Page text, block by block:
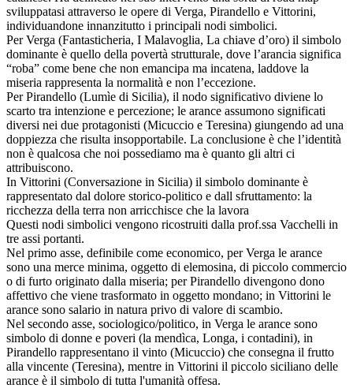
sviluppatasi attraverso le opere di Verga, Pirandello e Vittorini,
individuandone innanzitutto i principali nodi simbolici.
Per Verga (Fantasticheria, I Malavoglia, La chiave d’oro) il simbolo
dominante è quello della povertà strutturale, dove l’arancia significa
“roba” come bene che non emancipa ma incatena, laddove la
miseria rappresenta la normalità e non l’eccezione.
Per Pirandello (Lumìe di Sicilia), il nodo significativo diviene lo
scarto tra intenzione e percezione; le arance assumono significati
diversi nei due protagonisti (Micuccio e Teresina) giungendo ad una
doppiezza che risulta insopportabile. La conclusione è che l’identità
non è qualcosa che noi possediamo ma è quanto gli altri ci
attribuiscono.
In Vittorini (Conversazione in Sicilia) il simbolo dominante è
rappresentato dal dolore storico-politico e dall sfruttamento: la
ricchezza della terra non arricchisce che la lavora
Questi nodi simbolici vengono ricostruiti dalla prof.ssa Vacchelli in
tre assi portanti.
Nel primo asse, definibile come economico, per Verga le arance
sono una merce minima, oggetto di elemosina, di piccolo commercio
o di furto originato dalla miseria; per Pirandello divengono dono
affettivo che viene trasformato in oggetto mondano; in Vittorini le
arance sono salario in natura privo di valore di scambio.
Nel secondo asse, sociologico/politico, in Verga le arance sono
simbolo di donne e poveri (la mendìca, Longa, i contadini), in
Pirandello rappresentano il vinto (Micuccio) che consegna il frutto
alla vincente (Teresina), mentre in Vittorini il piccolo siciliano delle
arance è il simbolo di tutta l'umanità offesa.